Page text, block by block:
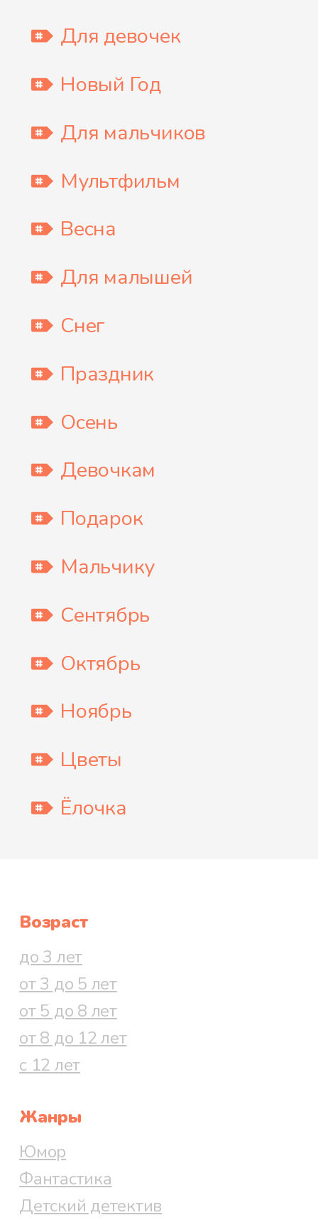
Для девочек
Новый Год
Для мальчиков
Мультфильм
Весна
Для малышей
Снег
Праздник
Осень
Девочкам
Подарок
Мальчику
Сентябрь
Октябрь
Ноябрь
Цветы
Ёлочка
Возраст
до 3 лет
от 3 до 5 лет
от 5 до 8 лет
от 8 до 12 лет
с 12 лет
Жанры
Юмор
Фантастика
Детский детектив